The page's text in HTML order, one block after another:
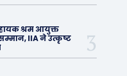
श्रम आयुक्त
IIA ने उत्कृष्ट